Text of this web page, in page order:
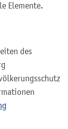
Elemente.
des